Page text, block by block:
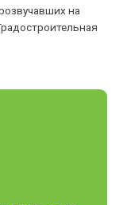
на